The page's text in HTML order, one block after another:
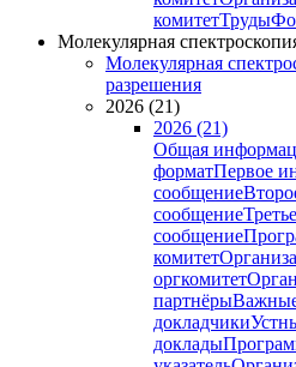
комитетТруды
Молекулярная
Молекулярная
разрешения
2026 (21)
2026 (21)
Общая
форматПервое
сообщение
сообщение
сообщение
комитет
оргкомитет
партнёры
докладчики
доклады